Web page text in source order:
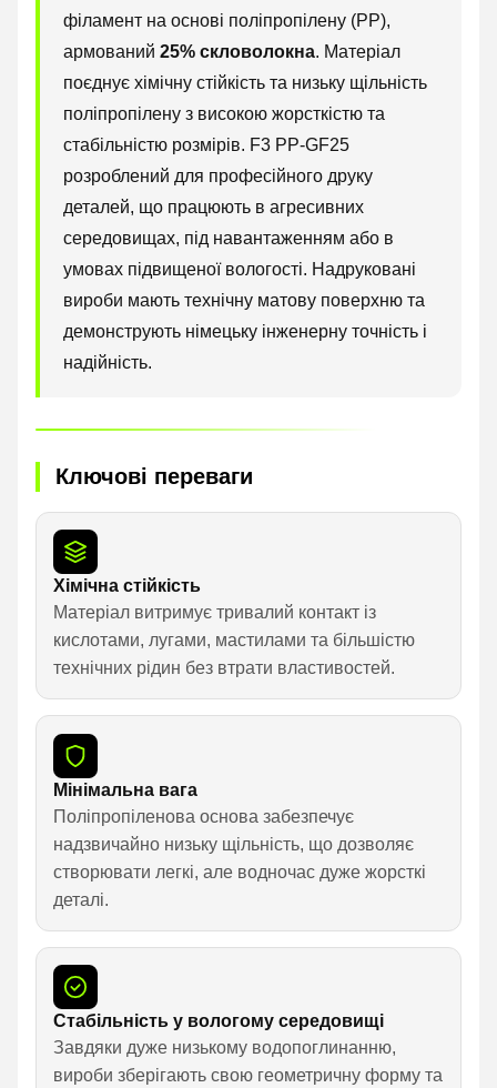
філамент на основі поліпропілену (PP),
армований 25% скловолокна. Матеріал
поєднує хімічну стійкість та низьку щільність
поліпропілену з високою жорсткістю та
стабільністю розмірів. F3 PP-GF25
розроблений для професійного друку
деталей, що працюють в агресивних
середовищах, під навантаженням або в
умовах підвищеної вологості. Надруковані
вироби мають технічну матову поверхню та
демонструють німецьку інженерну точність і
надійність.
Ключові переваги
Хімічна стійкість
Матеріал витримує тривалий контакт із
кислотами, лугами, мастилами та більшістю
технічних рідин без втрати властивостей.
Мінімальна вага
Поліпропіленова основа забезпечує
надзвичайно низьку щільність, що дозволяє
створювати легкі, але водночас дуже жорсткі
деталі.
Стабільність у вологому середовищі
Завдяки дуже низькому водопоглинанню,
вироби зберігають свою геометричну форму та